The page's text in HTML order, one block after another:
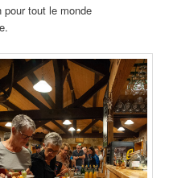
pour tout le monde